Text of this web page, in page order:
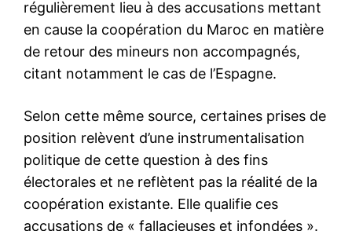
le1.ma
l'intelligence de
l'information